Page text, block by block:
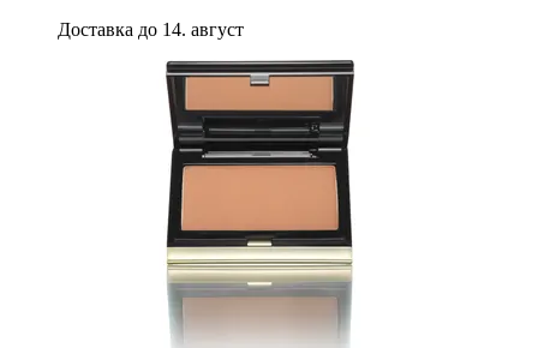
Доставка до 14. август